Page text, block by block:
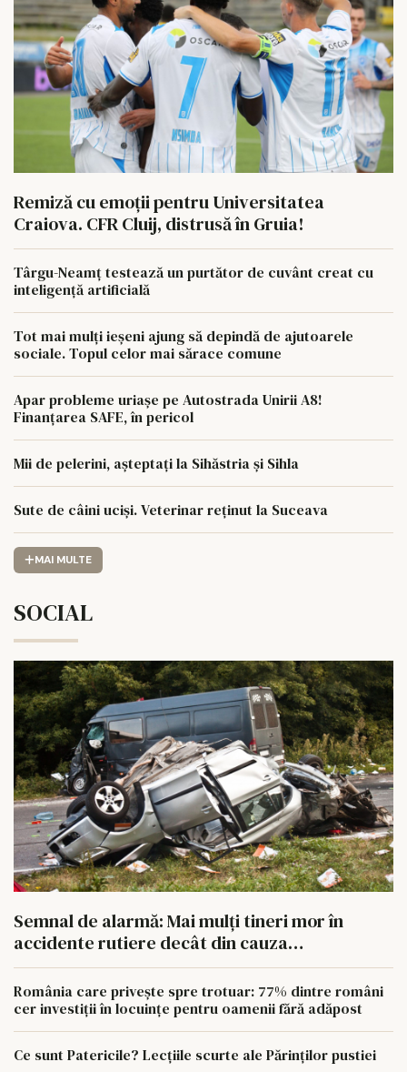
Remiză cu emoții pentru Universitatea
Craiova. CFR Cluij, distrusă în Gruia!
Târgu-Neamț testează un purtător de cuvânt creat cu
inteligență artificială
Tot mai mulți ieșeni ajung să depindă de ajutoarele
sociale. Topul celor mai sărace comune
Apar probleme uriașe pe Autostrada Unirii A8!
Finanțarea SAFE, în pericol
Mii de pelerini, așteptați la Sihăstria și Sihla
Sute de câini uciși. Veterinar reținut la Suceava
MAI MULTE
SOCIAL
Semnal de alarmă: Mai mulți tineri mor în
accidente rutiere decât din cauza
tuberculozei și a drogurilor
România care privește spre trotuar: 77% dintre români
cer investiții în locuințe pentru oamenii fără adăpost
Ce sunt Patericile? Lecțiile scurte ale Părinților pustiei